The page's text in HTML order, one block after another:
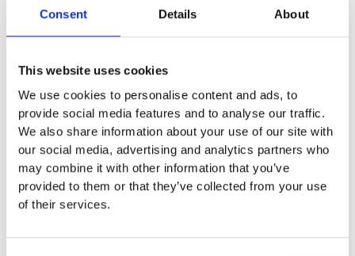
Consent Details About
This website uses cookies
We use cookies to personalise content and ads, to
provide social media features and to analyse our traffic.
We also share information about your use of our site with
our social media, advertising and analytics partners who
may combine it with other information that you’ve
provided to them or that they’ve collected from your use
of their services.
00141300
1 110:-
00141419
EUROFLEX® Perimeter Panels black
575 :-